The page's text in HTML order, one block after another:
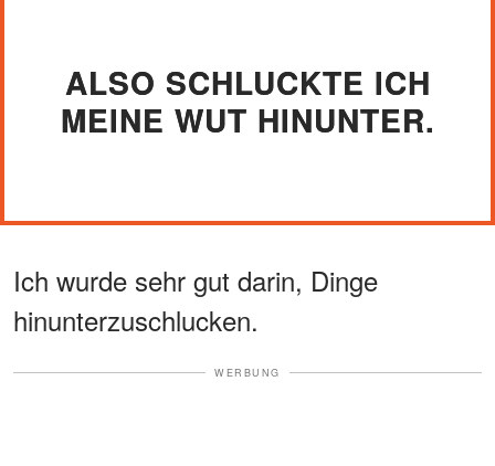
ALSO SCHLUCKTE ICH
MEINE WUT HINUNTER.
Ich wurde sehr gut darin, Dinge
hinunterzuschlucken.
WERBUNG